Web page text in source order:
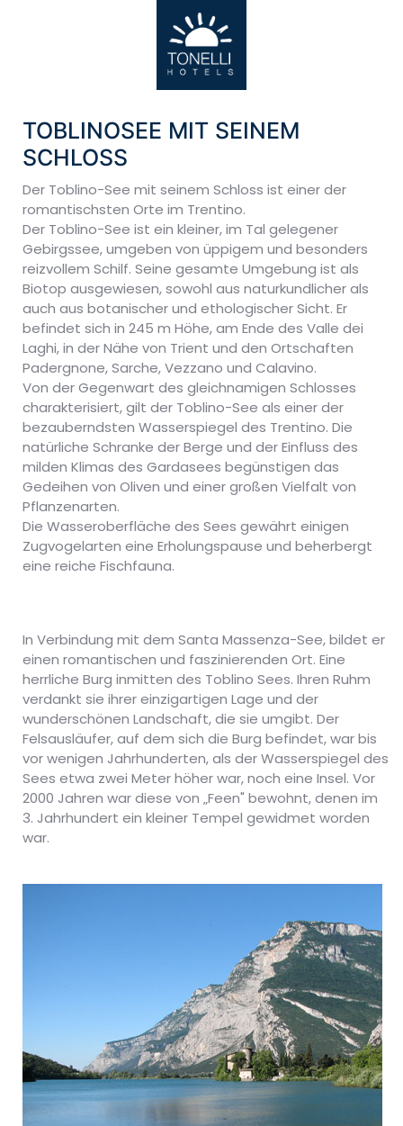
TOBLINOSEE MIT SEINEM
SCHLOSS
Der Toblino-See mit seinem Schloss ist einer der
romantischsten Orte im Trentino.
Der Toblino-See ist ein kleiner, im Tal gelegener
Gebirgssee, umgeben von üppigem und besonders
reizvollem Schilf. Seine gesamte Umgebung ist als
Biotop ausgewiesen, sowohl aus naturkundlicher als
auch aus botanischer und ethologischer Sicht. Er
befindet sich in 245 m Höhe, am Ende des Valle dei
Laghi, in der Nähe von Trient und den Ortschaften
Padergnone, Sarche, Vezzano und Calavino.
Von der Gegenwart des gleichnamigen Schlosses
charakterisiert, gilt der Toblino-See als einer der
bezauberndsten Wasserspiegel des Trentino. Die
natürliche Schranke der Berge und der Einfluss des
milden Klimas des Gardasees begünstigen das
Gedeihen von Oliven und einer großen Vielfalt von
Pflanzenarten.
Die Wasseroberfläche des Sees gewährt einigen
Zugvogelarten eine Erholungspause und beherbergt
eine reiche Fischfauna.
In Verbindung mit dem Santa Massenza-See, bildet er
einen romantischen und faszinierenden Ort. Eine
herrliche Burg inmitten des Toblino Sees. Ihren Ruhm
verdankt sie ihrer einzigartigen Lage und der
wunderschönen Landschaft, die sie umgibt. Der
Felsausläufer, auf dem sich die Burg befindet, war bis
vor wenigen Jahrhunderten, als der Wasserspiegel des
Sees etwa zwei Meter höher war, noch eine Insel. Vor
2000 Jahren war diese von „Feen" bewohnt, denen im
3. Jahrhundert ein kleiner Tempel gewidmet worden
war.